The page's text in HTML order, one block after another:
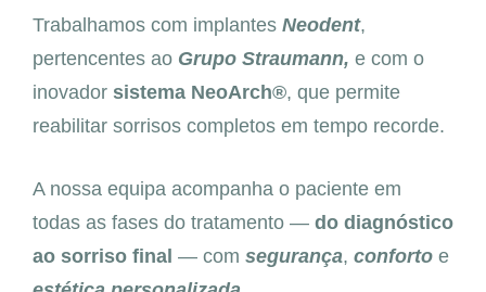
Trabalhamos com implantes Neodent,
pertencentes ao Grupo Straumann, e com o
inovador sistema NeoArch®, que permite
reabilitar sorrisos completos em tempo recorde.
A nossa equipa acompanha o paciente em
todas as fases do tratamento — do diagnóstico
ao sorriso final — com segurança, conforto e